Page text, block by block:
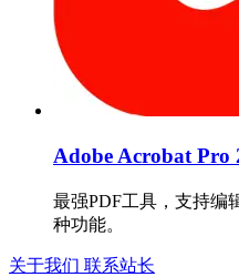
Adobe Acrobat Pro
最强PDF工具，支持编
种功能。
关于我们 联系站长